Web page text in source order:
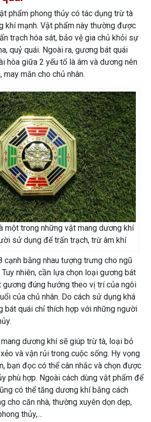
phẩm phong thủy có tác dụng trừ tà
khí mạnh. Vật phẩm này thường được
trạch hóa sát, bảo vệ gia chủ khỏi sự
quỷ quái. Ngoài ra, gương bát quái
hòa giữa 2 yếu tố là âm và dương nên
mắn cho chủ nhân.
một trong những vật mang dương khí
sử dụng để trấn trạch, trừ âm khí
cạnh bằng nhau tượng trưng cho ngũ
nhiên, cần lựa chọn loại gương bát
gương đúng hướng theo vị trí của ngôi
của chủ nhân. Do cách sử dụng khá
bát quái chỉ thích hợp với những người
dương khí sẽ giúp trừ tà, loại bỏ
và vận rủi trong cuộc sống. Hy vọng
bạn đọc có thể cân nhắc và chọn được
phù hợp. Ngoài cách dùng vật phẩm để
có thể tăng dương khí bằng cách
cho căn nhà, thường xuyên dọn dẹp,
thủy,…